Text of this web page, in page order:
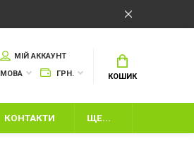
МІЙ АККАУНТ
МОВА
ГРН. КОШИК
КОНТАКТИ ЩЕ...